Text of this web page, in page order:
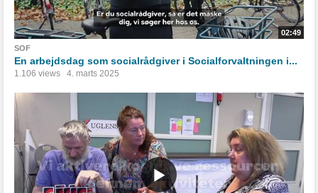
02:49
SOF
En arbejdsdag som socialrådgiver i Socialforvaltningen i...
1.106 views 4. marts 2025